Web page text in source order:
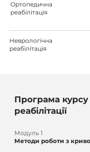
Ортопедична
реабілітація
Неврологічна
реабілітація
Програма курсу
реабілітації
Модуль 1
Методи роботи з